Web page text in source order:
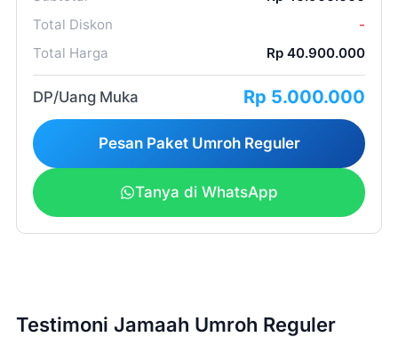
2 (dua)
minggu
peak season/high
season
Total Diskon
-
Total Harga
Rp 40.900.000
DP/Uang Muka Rp 5.000.000
Pesan Paket Umroh Reguler
Tanya di WhatsApp
Testimoni Jamaah Umroh Reguler